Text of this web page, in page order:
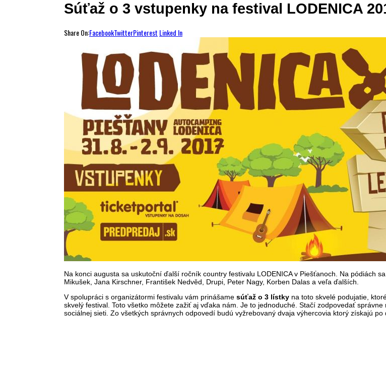
Súťaž o 3 vstupenky na festival LODENICA
Share On:FacebookTwitterPinterest Linked In
Na konci augusta sa uskutoční ďalší ročník country festivalu LODENICA v Piešťanoch. Na pódiách
Mikušek, Jana Kirschner, František Nedvěd, Drupi, Peter Nagy, Korben Dalas a veľa ďalších.
V spolupráci s organizátormi festivalu vám prinášame súťaž o 3 lístky na toto skvelé podujatie,
skvelý festival. Toto všetko môžete zažiť aj vďaka nám. Je to jednoduché. Stačí zodpovedať
sociálnej sieti. Zo všetkých správnych odpovedí budú vyžrebovaný dvaja výhercovia ktorý získajú po